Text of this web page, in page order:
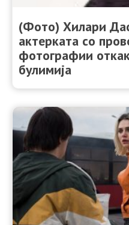
(Фото) Хилари
актерката со
фотографии
булимија